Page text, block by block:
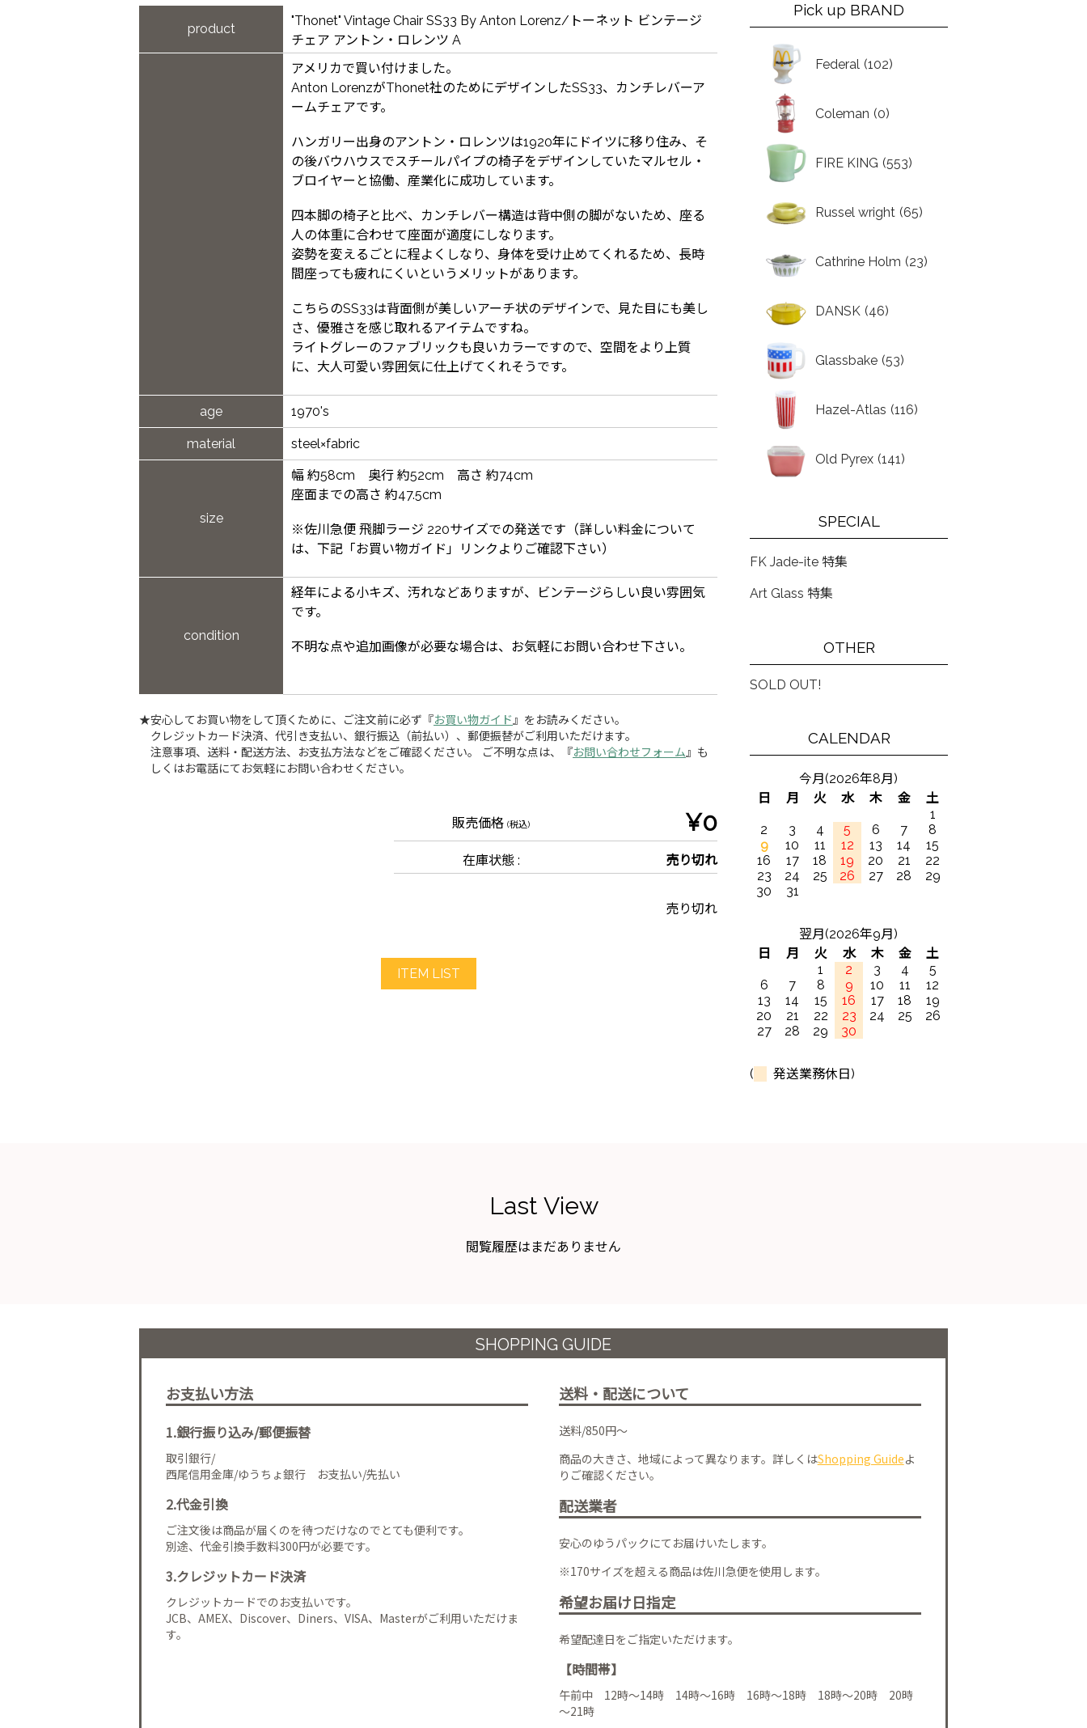
product
"Thonet" Vintage Chair SS33 By Anton Lorenz/トーネット ビンテージ
チェア アントン・ロレンツ A
アメリカで買い付けました。
Anton LorenzがThonet社のためにデザインしたSS33、カンチレバーア
ームチェアです。
ハンガリー出身のアントン・ロレンツは1920年にドイツに移り住み、そ
の後バウハウスでスチールパイプの椅子をデザインしていたマルセル・
ブロイヤーと協働、産業化に成功しています。
四本脚の椅子と比べ、カンチレバー構造は背中側の脚がないため、座る
人の体重に合わせて座面が適度にしなります。
姿勢を変えるごとに程よくしなり、身体を受け止めてくれるため、長時
間座っても疲れにくいというメリットがあります。
こちらのSS33は背面側が美しいアーチ状のデザインで、見た目にも美し
さ、優雅さを感じ取れるアイテムですね。
ライトグレーのファブリックも良いカラーですので、空間をより上質
に、大人可愛い雰囲気に仕上げてくれそうです。
age 1970's
material steel×fabric
size
幅 約58cm 奥行 約52cm 高さ 約74cm
座面までの高さ 約47.5cm
※佐川急便 飛脚ラージ 220サイズでの発送です（詳しい料金について
は、下記「お買い物ガイド」リンクよりご確認下さい）
condition
経年による小キズ、汚れなどありますが、ビンテージらしい良い雰囲気
です。
不明な点や追加画像が必要な場合は、お気軽にお問い合わせ下さい。
★安心してお買い物をして頂くために、ご注文前に必ず『お買い物ガイド 』をお読みください。
クレジットカード決済、代引き支払い、銀行振込（前払い）、郵便振替がご利用いただけます。
注意事項、送料・配送方法、お支払方法などをご確認ください。 ご不明な点は、『お問い合わせフォーム 』も
しくはお電話にてお気軽にお問い合わせください。
販売価格(税込) ¥0
在庫状態 : 売り切れ
売り切れ
ITEM LIST
Pick up BRAND
Federal (102)
Coleman (0)
FIRE KING (553)
Russel wright (65)
Cathrine Holm (23)
DANSK (46)
Glassbake (53)
Hazel-Atlas (116)
Old Pyrex (141)
SPECIAL
FK Jade-ite 特集
Art Glass 特集
OTHER
SOLD OUT!
CALENDAR
今月(2026年8月)
日
月 火 水 木 金
土
1
2
3 4 5 6 7
8
9
10 11 12 13 14
15
16
17 18 19 20 21
22
23
24 25 26 27 28
29
30
31
翌月(2026年9月)
日
月 火 水 木 金
土
1
2 3 4
5
6
7 8 9 10 11
12
13
14 15 16 17 18
19
20
21 22 23 24 25
26
27
28 29 30
( 発送業務休日)
Last View
閲覧履歴はまだありません
SHOPPING GUIDE
お支払い方法
1.銀行振り込み/郵便振替
取引銀行/
西尾信用金庫/ゆうちょ銀行 お支払い/先払い
2.代金引換
ご注文後は商品が届くのを待つだけなのでとても便利です。
別途、代金引換手数料300円が必要です。
3.クレジットカード決済
クレジットカードでのお支払いです。
JCB、AMEX、Discover、Diners、VISA、Masterがご利用いただけま
す。
送料・配送について
送料/850円～
商品の大きさ、地域によって異なります。詳しくはShopping Guideよ
りご確認ください。
配送業者
安心のゆうパックにてお届けいたします。
※170サイズを超える商品は佐川急便を使用します。
希望お届け日指定
希望配達日をご指定いただけます。
【時間帯】
午前中 12時～14時 14時～16時 16時～18時 18時～20時 20時
～21時